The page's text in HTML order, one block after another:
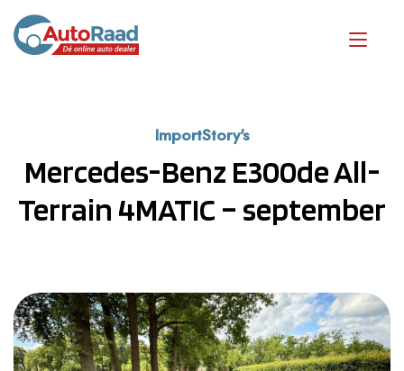
ImportStory's
Mercedes-Benz E300de All-
Terrain 4MATIC – september